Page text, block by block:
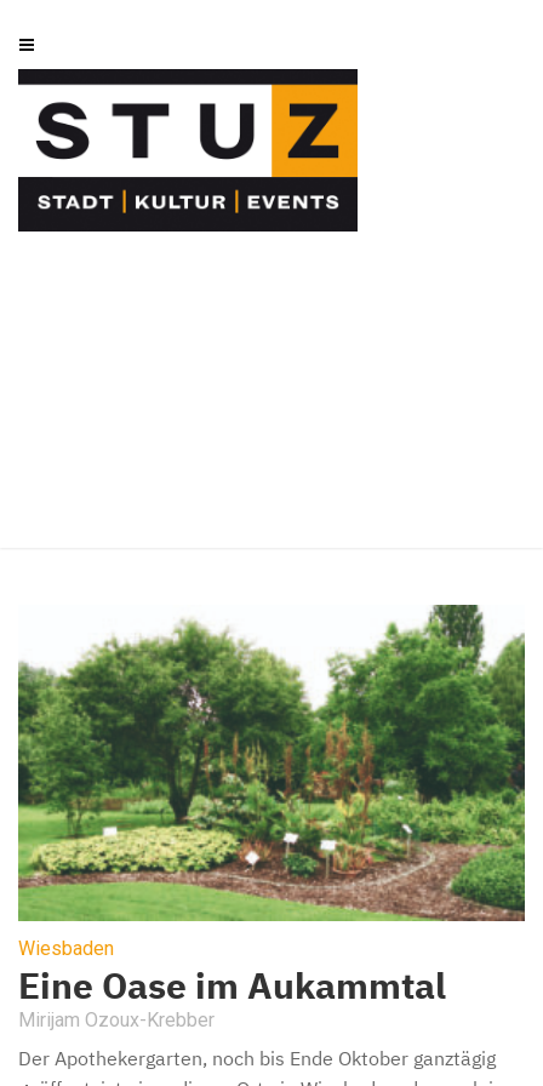
Wiesbaden
Eine Oase im Aukammtal
Mirijam Ozoux-Krebber
Der Apothekergarten, noch bis Ende Oktober ganztägig